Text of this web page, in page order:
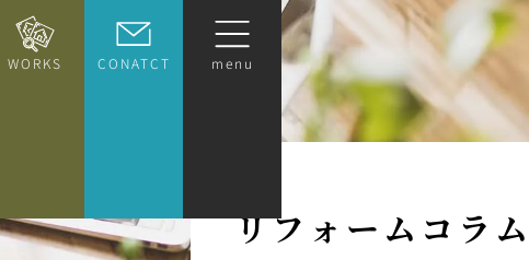
WORKS CONATCT menu
リフ ォ ー ム コ ラ ム